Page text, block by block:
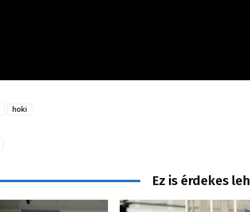
hoki
Ez is érdekes